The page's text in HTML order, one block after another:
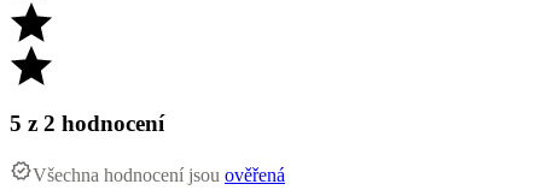
5 z 2 hodnocení
Všechna hodnocení jsou ověřená